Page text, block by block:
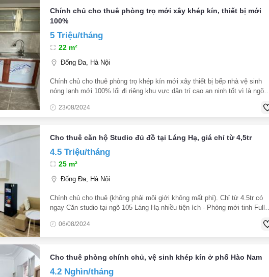
Chính chủ cho thuê phòng trọ mới xây khép kín, thiết bị mới
100%
5 Triệu/tháng
22 m²
Đống Đa, Hà Nội
Chính chủ cho thuê phòng trọ khép kín mới xây thiết bị bếp nhà vệ sinh
nóng lạnh mới 100% lối đi riêng khu vực dân trí cao an ninh tốt vì là ngõ
23/08/2024
Cho thuê căn hộ Studio đủ đồ tại Láng Hạ, giá chỉ từ 4,5tr
4.5 Triệu/tháng
25 m²
Đống Đa, Hà Nội
Chính chủ cho thuê (không phải môi giới không mất phí). Chỉ từ 4.5tr có
ngay Căn studio tại ngõ 105 Láng Hạ nhiều tiện ích - Phòng mới tinh Full
nóng lạnh
06/08/2024
Cho thuê phòng chính chủ, vệ sinh khép kín ở phố Hào Nam
4.2 Nghìn/tháng